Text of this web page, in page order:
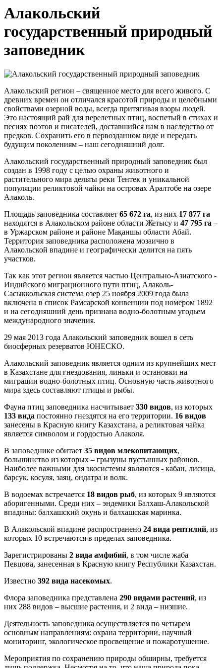
Алакольский
государственный природный
заповедник
Алакольский регион – священное место для всего живого. С
древних времен он отличался красотой природы и целебными
свойствами озерной воды, всегда притягивая взоры людей.
Это настоящий рай для перелетных птиц, воспетый в стихах и
песнях поэтов и писателей, доставшийся нам в наследство от
предков. Сохранить его в первозданном виде и передать
будущим поколениям – наш сегодняшний долг.
Алакольский государственный природный заповедник был
создан в 1998 году с целью охраны животного и
растительного мира дельты реки Тентек и уникальной
популяции реликтовой чайки на островах Аралтобе на озере
Алаколь.
Площадь заповедника составляет 65 672 га, из них 17 877 га
находятся в Алакольском районе области Жетысу и 47 795 га –
в Уржарском районе и районе Мақаншы области Абай.
Территория заповедника расположена мозаично в
Алакольской впадине и географически делится на пять
участков.
Так как этот регион является частью Центрально-Азиатского -
Индийского миграционного пути птиц, Алаколь-
Сасыккольская система озер 25 ноября 2009 года была
включена в список Рамсарской конвенции под номером 1892
и на сегодняшний день признана водно-болотным угодьем
международного значения.
29 мая 2013 года Алакольский заповедник вошел в сеть
биосферных резерватов ЮНЕСКО.
Алакольский заповедник является одним из крупнейших мест
в Казахстане для гнездования, линьки и остановки на
миграции водно-болотных птиц. Основную часть животного
мира здесь составляют птицы и рыбы.
Фауна птиц заповедника насчитывает 330 видов, из которых
133 вида постоянно гнездятся на его территории. 16 видов
занесены в Красную книгу Казахстана, а реликтовая чайка
является символом и гордостью Алаколя.
В заповеднике обитает 35 видов млекопитающих,
большинство из которых – грызуны пустынных районов.
Наиболее важными для экосистемы являются - кабан, лисица,
барсук, косуля, заяц, ондатра и волк.
В водоемах встречается 18 видов рыб, из которых 9 являются
аборигенными. Среди них – эндемики Балхаш-Алакольской
впадины: балхашский окунь и балхашская маринка.
В Алакольской впадине распространено 24 вида рептилий, из
которых 10 встречаются в пределах заповедника.
Зарегистрированы 2 вида амфибий, в том числе жаба
Певцова, занесенная в Красную книгу Республики Казахстан.
Известно 392 вида насекомых.
Флора заповедника представлена 290 видами растений, из
них 288 видов – высшие растения, и 2 вида – низшие.
Деятельность заповедника осуществляется по четырем
основным направлениям: охрана территории, научный
мониторинг, экологическое просвещение и пожаротушение.
Мероприятия по сохранению природы обширны, требуется